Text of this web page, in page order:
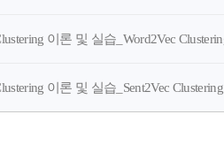
이론 및 실습_Word2Vec
이론 및 실습_Sent2Vec Clustering